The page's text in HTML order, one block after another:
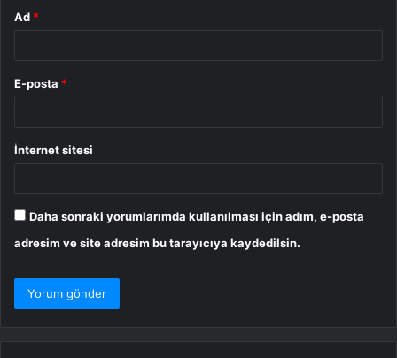
Ad *
E-posta *
İnternet sitesi
Daha sonraki yorumlarımda kullanılması için adım, e-posta
adresim ve site adresim bu tarayıcıya kaydedilsin.